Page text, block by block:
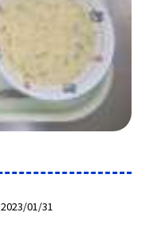
2023/01/31